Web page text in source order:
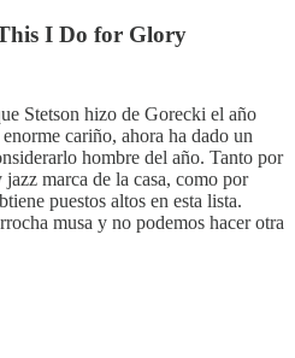
I Do for Glory
Stetson hizo de Gorecki el año
cariño, ahora ha dado un
hombre del año. Tanto por
marca de la casa, como por
puestos altos en esta lista.
musa y no podemos hacer otra